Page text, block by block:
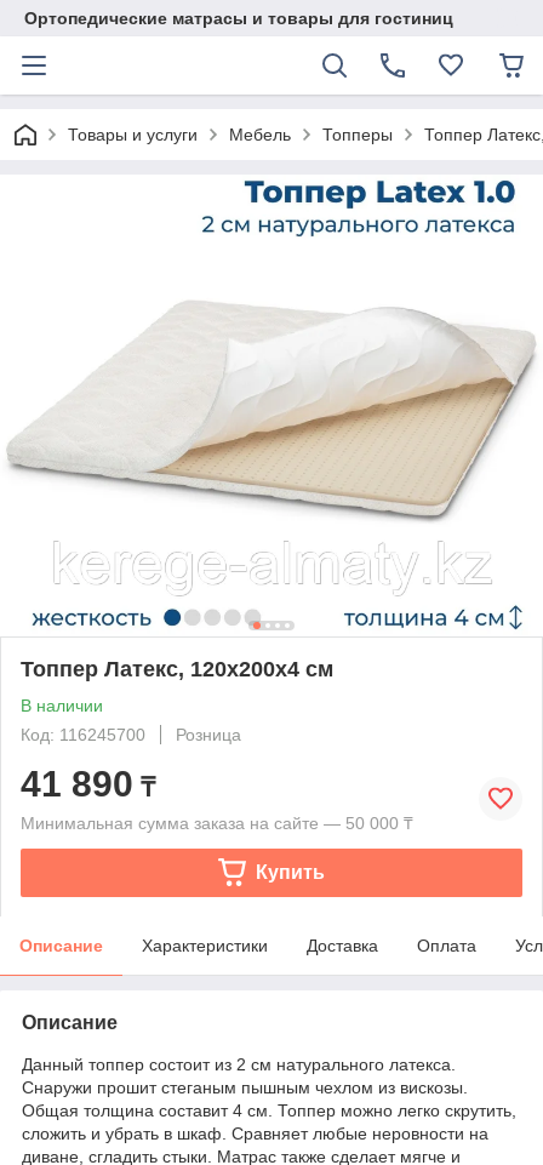
Ортопедические матрасы и товары для гостиниц
Товары и услуги Мебель Топперы Топпер
Топпер Латекс, 120x200x4 см
В наличии
Код: 116245700
Розница
41 890 ₸
Минимальная сумма заказа на сайте — 50 000 ₸
Купить
Описание Характеристики Доставка Оплата
Описание
Данный топпер состоит из 2 см натурального латекса.
Снаружи прошит стеганым пышным чехлом из вискозы.
Общая толщина составит 4 см. Топпер можно легко скрутить,
сложить и убрать в шкаф. Сравняет любые неровности на
диване, сгладить стыки. Матрас также сделает мягче и